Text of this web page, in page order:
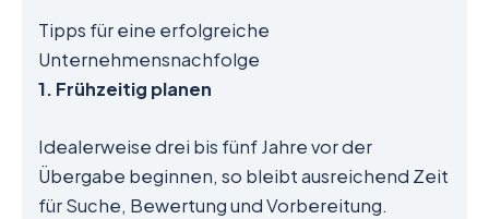
Tipps für eine erfolgreiche
Unternehmensnachfolge
1. Frühzeitig planen
Idealerweise drei bis fünf Jahre vor der
Übergabe beginnen, so bleibt ausreichend Zeit
für Suche, Bewertung und Vorbereitung.